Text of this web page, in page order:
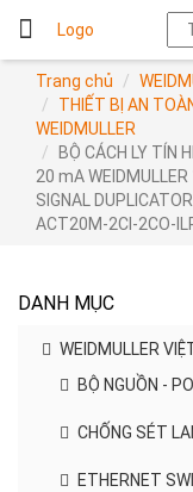
Logo
Trang chủ
THIẾT BỊ AN
WEIDMULLER
BỘ CÁCH LY TÍN
20 mA
SIGNAL
ACT20M-2CI-2CO-
DANH MỤC
WEIDMULLER
BỘ NGUỒN -
CHỐNG SÉT
ETHERNET